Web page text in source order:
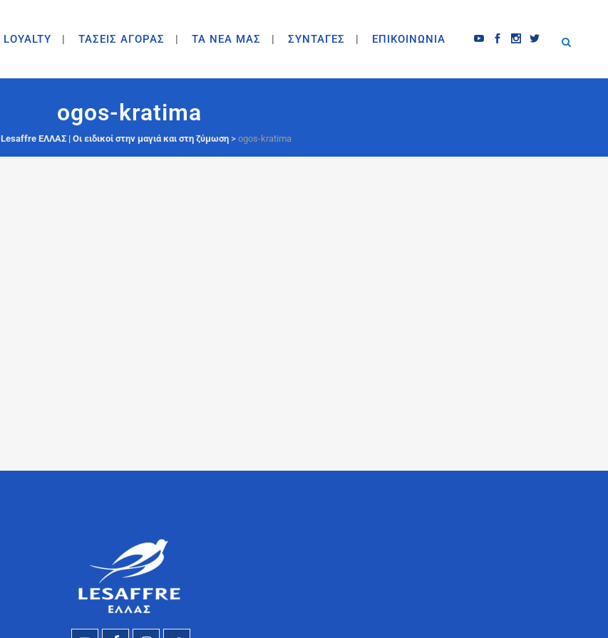
LOYALTY ΤΑΣΕΙΣ ΑΓΟΡΑΣ ΤΑ ΝΕΑ ΜΑΣ ΣΥΝΤΑΓΕΣ ΕΠΙΚΟΙΝΩΝΙΑ
ogos-kratima
Lesaffre ΕΛΛΑΣ | Οι ειδικοί στην μαγιά και στη ζύμωση> ogos-kratima